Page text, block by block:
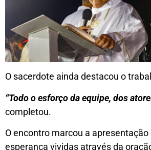
O sacerdote ainda destacou o
“Todo o esforço da equipe, dos
completou.
O encontro marcou a
esperança vividas através da